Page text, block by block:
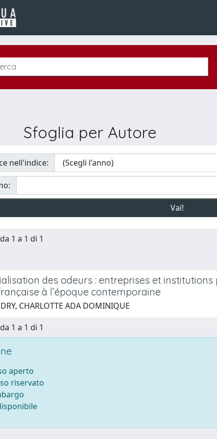
Sfoglia per Autore
nell'indice:
1 a 1 di 1
des odeurs : entreprises et
à l’époque contemporaine
CHARLOTTE ADA DOMINIQUE
1 a 1 di 1
aperto
riservato